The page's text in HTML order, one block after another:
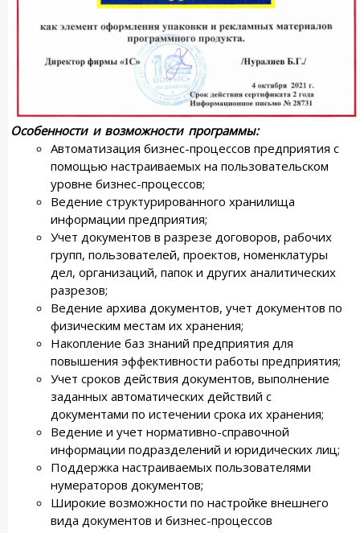
Особенности и возможности программы:
Автоматизация бизнес-процессов предприятия с
помощью настраиваемых на пользовательском
уровне бизнес-процессов;
Ведение структурированного хранилища
информации предприятия;
Учет документов в разрезе договоров, рабочих
групп, пользователей, проектов, номенклатуры
дел, организаций, папок и других аналитических
разрезов;
Ведение архива документов, учет документов по
физическим местам их хранения;
Накопление баз знаний предприятия для
повышения эффективности работы предприятия;
Учет сроков действия документов, выполнение
заданных автоматических действий с
документами по истечении срока их хранения;
Ведение и учет нормативно-справочной
информации подразделений и юридических лиц;
Поддержка настраиваемых пользователями
нумераторов документов;
Широкие возможности по настройке внешнего
вида документов и бизнес-процессов